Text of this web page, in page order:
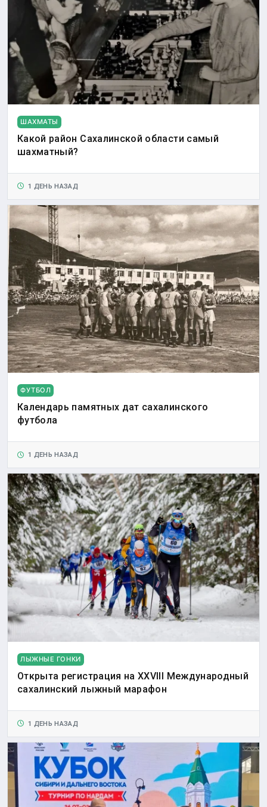
ШАХМАТЫ
Какой район Сахалинской области самый
шахматный?
1 ДЕНЬ НАЗАД
ФУТБОЛ
Календарь памятных дат сахалинского
футбола
1 ДЕНЬ НАЗАД
ЛЫЖНЫЕ ГОНКИ
Открыта регистрация на XXVIII Международный
сахалинский лыжный марафон
1 ДЕНЬ НАЗАД